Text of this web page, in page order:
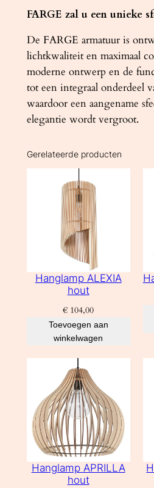
FARGE zal u een unieke
De FARGE armatuur is
lichtkwaliteit en maximaal
moderne ontwerp en de
tot een integraal onderdeel
waardoor een aangename
elegantie wordt vergroot.
Gerelateerde producten
Hanglamp ALEXIA
hout
€ 104,00
Toevoegen aan
winkelwagen
Hanglamp APRILLA
hout